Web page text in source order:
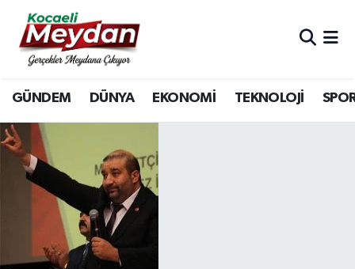
GÜNDEM DÜNYA EKONOMİ TEKNOLOJİ
Nöbetçi Eczaneler
Hava Durumu
Trafik Durumu
Süper Lig Puan Durumu ve Fikstür
Tüm Manşetler
Son Dakika Haberleri